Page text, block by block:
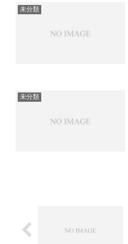
未分類
未分類